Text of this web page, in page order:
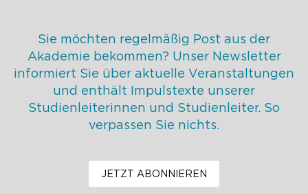
Sie möchten regelmäßig Post aus der
Akademie bekommen? Unser Newsletter
informiert Sie über aktuelle Veranstaltungen
und enthält Impulstexte unserer
Studienleiterinnen und Studienleiter. So
verpassen Sie nichts.
JETZT ABONNIEREN